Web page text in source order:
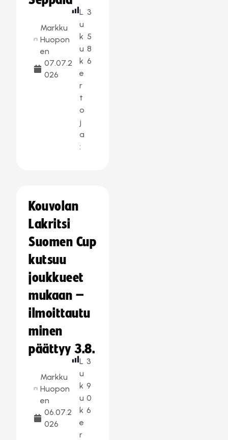
Markku
Huopon
en
07.07.2
026
L
u
k
u
k
e
r
t
o
j
a
:
3
5
8
6
Kouvolan
Lakritsi
Suomen Cup
kutsuu
joukkueet
mukaan –
ilmoittautu
minen
päättyy 3.8.
Markku
Huopon
en
06.07.2
026
L
u
k
u
k
e
r
3
9
0
6